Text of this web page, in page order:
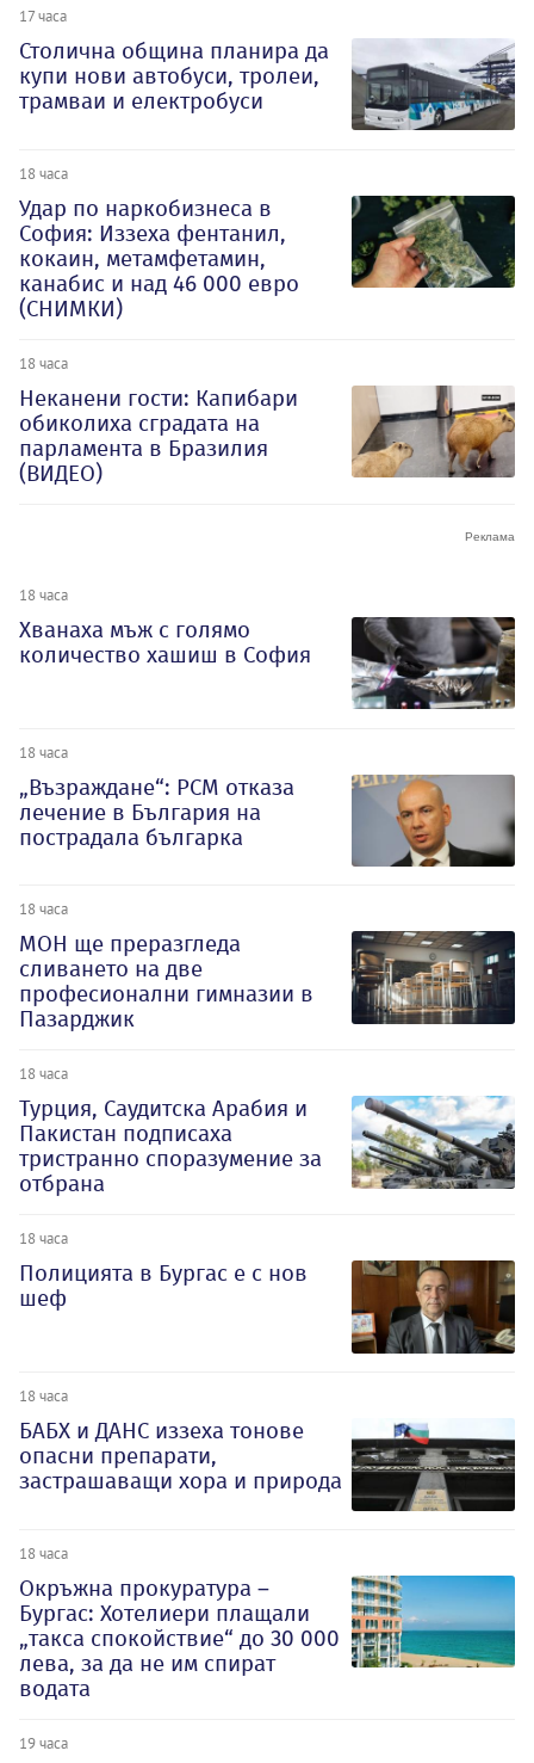
17 часа
Столична община планира да
купи нови автобуси, тролеи,
трамваи и електробуси
18 часа
Удар по наркобизнеса в
София: Иззеха фентанил,
кокаин, метамфетамин,
канабис и над 46 000 евро
(СНИМКИ)
18 часа
Неканени гости: Капибари
обиколиха сградата на
парламента в Бразилия
(ВИДЕО)
18 часа
Хванаха мъж с голямо
количество хашиш в София
18 часа
„Възраждане“: РСМ отказа
лечение в България на
пострадала българка
18 часа
МОН ще преразгледа
сливането на две
професионални гимназии в
Пазарджик
18 часа
Турция, Саудитска Арабия и
Пакистан подписаха
тристранно споразумение за
отбрана
18 часа
Полицията в Бургас е с нов
шеф
18 часа
БАБХ и ДАНС иззеха тонове
опасни препарати,
застрашаващи хора и природа
18 часа
Окръжна прокуратура –
Бургас: Хотелиери плащали
„такса спокойствие“ до 30 000
лева, за да не им спират
водата
19 часа